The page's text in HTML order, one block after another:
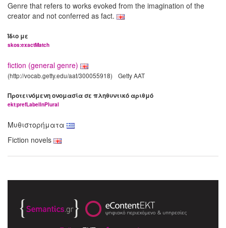
Genre that refers to works evoked from the imagination of the
creator and not conferred as fact.
Ίδιο με
skos:exactMatch
fiction (general genre)
(http://vocab.getty.edu/aat/300055918) Getty AAT
Προτεινόμενη ονομασία σε πληθυντικό αριθμό
ekt:prefLabelInPlural
Μυθιστορήματα
Fiction novels